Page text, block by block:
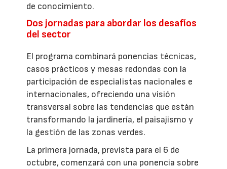
de conocimiento.
Dos jornadas para abordar los desafíos
del sector
El programa combinará ponencias técnicas,
casos prácticos y mesas redondas con la
participación de especialistas nacionales e
internacionales, ofreciendo una visión
transversal sobre las tendencias que están
transformando la jardinería, el paisajismo y
la gestión de las zonas verdes.
La primera jornada, prevista para el 6 de
octubre, comenzará con una ponencia sobre